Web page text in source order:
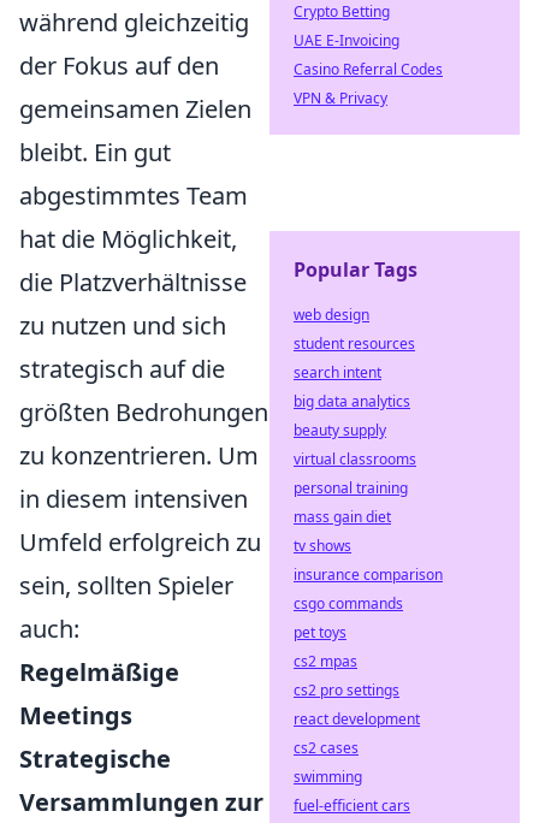
während gleichzeitig
der Fokus auf den
gemeinsamen Zielen
bleibt. Ein gut
abgestimmtes Team
hat die Möglichkeit,
die Platzverhältnisse
zu nutzen und sich
strategisch auf die
größten Bedrohungen
zu konzentrieren. Um
in diesem intensiven
Umfeld erfolgreich zu
sein, sollten Spieler
auch:
Regelmäßige
Meetings
Strategische
Versammlungen zur
Crypto Betting
UAE E-Invoicing
Casino Referral Codes
VPN & Privacy
Popular Tags
web design
student resources
search intent
big data analytics
beauty supply
virtual classrooms
personal training
mass gain diet
tv shows
insurance comparison
csgo commands
pet toys
cs2 mpas
cs2 pro settings
react development
cs2 cases
swimming
fuel-efficient cars